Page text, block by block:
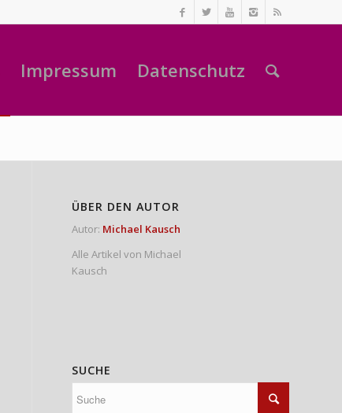
Impressum Datenschutz
ÜBER DEN AUTOR
Autor: Michael Kausch
Alle Artikel von Michael
Kausch
SUCHE